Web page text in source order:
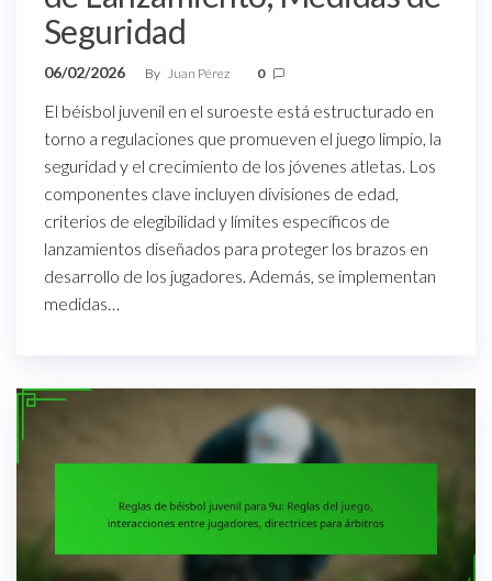
Seguridad
06/02/2026 By Juan Pérez 0
El béisbol juvenil en el suroeste está estructurado en
torno a regulaciones que promueven el juego limpio, la
seguridad y el crecimiento de los jóvenes atletas. Los
componentes clave incluyen divisiones de edad,
criterios de elegibilidad y límites específicos de
lanzamientos diseñados para proteger los brazos en
desarrollo de los jugadores. Además, se implementan
medidas…